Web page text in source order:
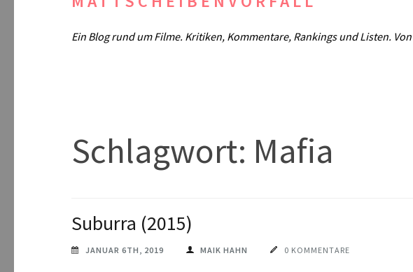
Ein Blog rund um Filme. Kritiken, Kommentare, Rankings und Listen.
Schlagwort: Mafia
Suburra (2015)
JANUAR 6TH, 2019 MAIK HAHN 0 KOMMENTARE